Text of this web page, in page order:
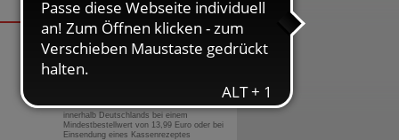
Seite drucken
0800-10 11 422
gebührenfreie Rufnummer
innerhalb Deutschlands bei einem
Mindestbestellwert von 13,99 Euro oder bei
Einsendung eines Kassenrezeptes